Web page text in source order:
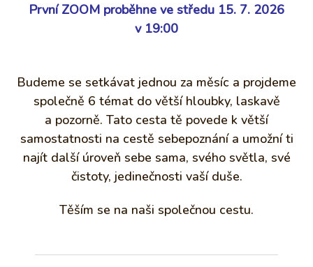
První ZOOM proběhne ve středu 15. 7. 2026
v 19:00
Budeme se setkávat jednou za měsíc a projdeme
společně 6 témat do větší hloubky, laskavě
a pozorně. Tato cesta tě povede k větší
samostatnosti na cestě sebepoznání a umožní ti
najít další úroveň sebe sama, svého světla, své
čistoty, jedinečnosti vaší duše.
Těším se na naši společnou cestu.